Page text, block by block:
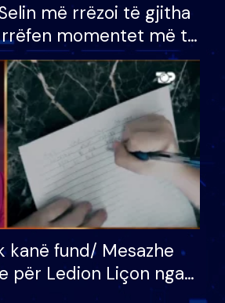
më rrëzoi të gjitha
rrëfen momentet më të
e BB VIP: Do më
e mëngjesit kur…
kanë fund/ Mesazhe
për Ledion Liçon nga
e tij, moderatori